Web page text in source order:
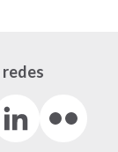
LinkedIn
(link
(link